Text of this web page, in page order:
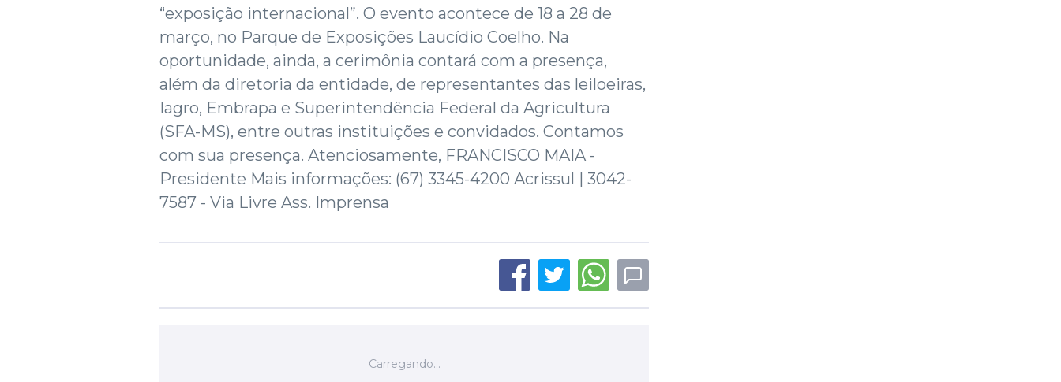
“exposição internacional”. O evento acontece de 18 a 28 de
março, no Parque de Exposições Laucídio Coelho. Na
oportunidade, ainda, a cerimônia contará com a presença,
além da diretoria da entidade, de representantes das leiloeiras,
Iagro, Embrapa e Superintendência Federal da Agricultura
(SFA-MS), entre outras instituições e convidados. Contamos
com sua presença. Atenciosamente, FRANCISCO MAIA -
Presidente Mais informações: (67) 3345-4200 Acrissul | 3042-
7587 - Via Livre Ass. Imprensa